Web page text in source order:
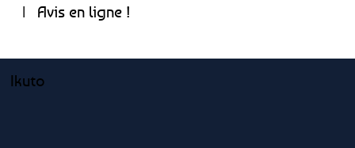
| Avis en ligne !
Ikuto